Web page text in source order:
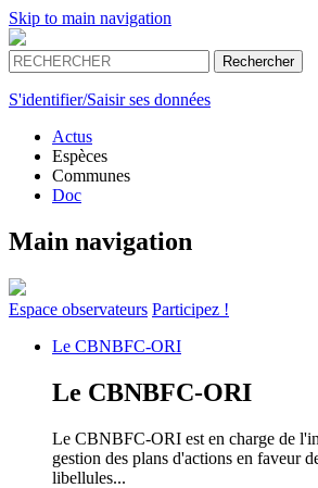
Skip to main navigation
S'identifier/Saisir ses données
Actus
Espèces
Communes
Doc
Main navigation
Espace observateurs Participez !
Le CBNBFC-ORI
Le CBNBFC-ORI
Le CBNBFC-ORI est en charge de
gestion des plans d'actions en faveur
libellules...